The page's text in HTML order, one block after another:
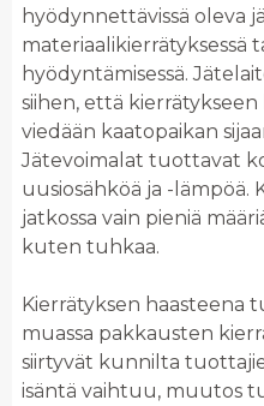
hyödynnettävissä oleva
materiaalikierrätyksessä
hyödyntämisessä.
siihen, että
viedään kaatopaikan
Jätevoimalat tuottavat
uusiosähköä ja -lämpöä.
jatkossa vain pieniä
kuten tuhkaa.
Kierrätyksen haasteena
muassa pakkausten
siirtyvät kunnilta
isäntä vaihtuu, muutos